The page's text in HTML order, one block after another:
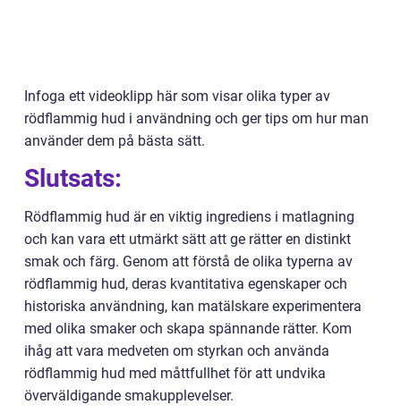
Infoga ett videoklipp här som visar olika typer av
rödflammig hud i användning och ger tips om hur man
använder dem på bästa sätt.
Slutsats:
Rödflammig hud är en viktig ingrediens i matlagning
och kan vara ett utmärkt sätt att ge rätter en distinkt
smak och färg. Genom att förstå de olika typerna av
rödflammig hud, deras kvantitativa egenskaper och
historiska användning, kan matälskare experimentera
med olika smaker och skapa spännande rätter. Kom
ihåg att vara medveten om styrkan och använda
rödflammig hud med måttfullhet för att undvika
överväldigande smakupplevelser.